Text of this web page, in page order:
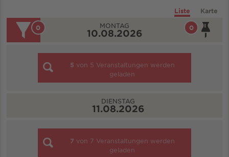
Liste Karte
0
0 MONTAG
10.08.2026
5 von 5 Veranstaltungen werden
geladen
DIENSTAG
11.08.2026
7 von 7 Veranstaltungen werden
geladen